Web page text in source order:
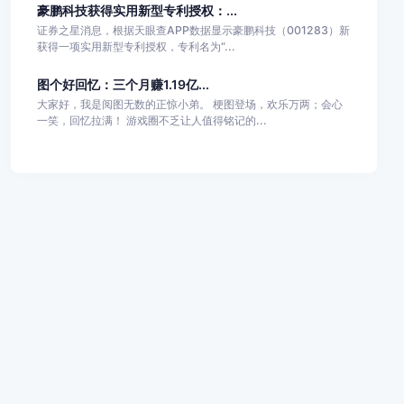
豪鹏科技获得实用新型专利授权：...
证券之星消息，根据天眼查APP数据显示豪鹏科技（001283）新
获得一项实用新型专利授权，专利名为“...
图个好回忆：三个月赚1.19亿...
大家好，我是阅图无数的正惊小弟。 梗图登场，欢乐万两；会心
一笑，回忆拉满！ 游戏圈不乏让人值得铭记的...